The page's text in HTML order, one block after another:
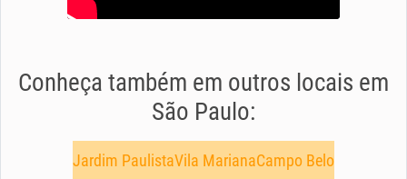
Conheça também em outros locais em
São Paulo:
Jardim PaulistaVila MarianaCampo Belo